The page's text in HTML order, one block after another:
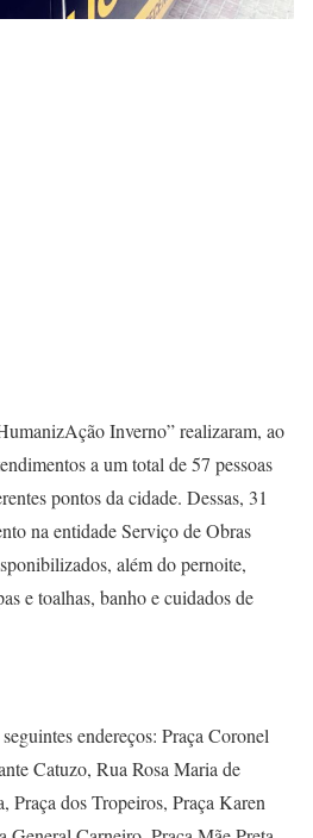
Inverno” realizaram, ao
a um total de 57 pessoas
pontos da cidade. Dessas, 31
na entidade Serviço de Obras
além do pernoite,
e toalhas, banho e cuidados de
endereços: Praça Coronel
Catuzo, Rua Rosa Maria de
Praça dos Tropeiros, Praça Karen